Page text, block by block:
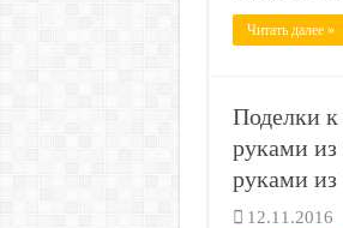
Читать далее »
Поделки
руками
руками
12.11.2016